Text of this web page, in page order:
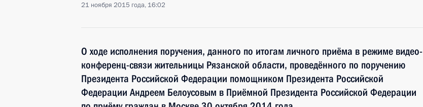
21 ноября 2015 года, 16:02
О ходе исполнения поручения, данного по итогам личного приёма в режиме видео-
конференц-связи жительницы Рязанской области, проведённого по поручению
Президента Российской Федерации помощником Президента Российской
Федерации Андреем Белоусовым в Приёмной Президента Российской Федерации